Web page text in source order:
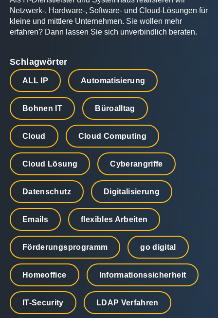
Netzwerk-, Hardware-, Software- und Cloud-Lösungen für
kleine und mittlere Unternehmen. Sie wollen mehr
erfahren? Dann lassen Sie sich unverbindlich beraten.
Schlagwörter
ALL IP Automatisierung
Bohnen IT Büroalltag
Cloud Cloud Computing
Cloud Lösung Cyberangriffe
Datenschutz Digitalisierung
Emails flexibles Arbeiten
Förderungsprogramm go digital
Homeoffice Informationssicherheit
IT-Security LDAP Verfahren